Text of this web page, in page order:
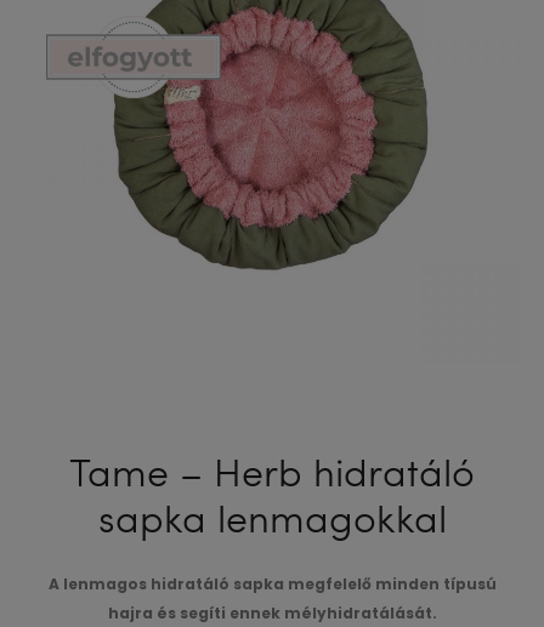
Tame – Herb hidratáló
sapka lenmagokkal
A lenmagos hidratáló sapka megfelelő minden típusú
hajra és segíti ennek mélyhidratálását.